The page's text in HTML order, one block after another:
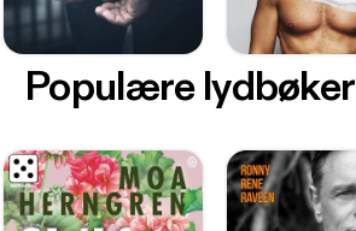
Populære lydbøker